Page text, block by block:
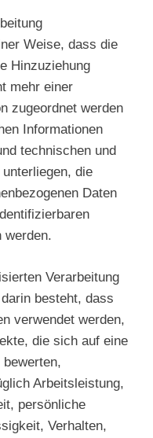
Weise, dass die
Hinzuziehung
mehr einer
zugeordnet werden
Informationen
technischen und
die
Daten
werden.
Verarbeitung
besteht, dass
verwendet werden,
die sich auf eine
Arbeitsleistung,
persönliche
Verhalten,